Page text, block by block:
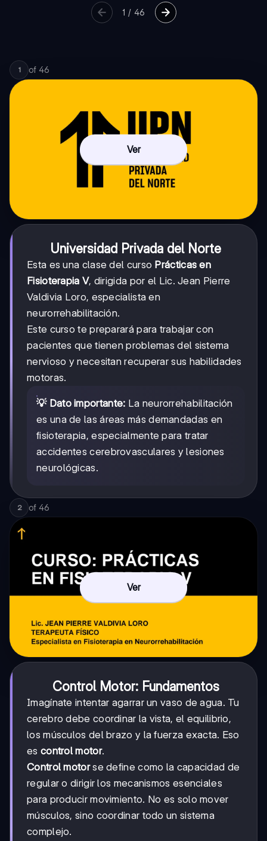
1 / 46
1 of 46
Ver
Universidad Privada del Norte
Esta es una clase del curso Prácticas en
Fisioterapia V, dirigida por el Lic. Jean Pierre
Valdivia Loro, especialista en
neurorrehabilitación.
Este curso te preparará para trabajar con
pacientes que tienen problemas del sistema
nervioso y necesitan recuperar sus habilidades
motoras.
💡 Dato importante: La neurorrehabilitación
es una de las áreas más demandadas en
fisioterapia, especialmente para tratar
accidentes cerebrovasculares y lesiones
neurológicas.
2 of 46
Ver
Control Motor: Fundamentos
Imagínate intentar agarrar un vaso de agua. Tu
cerebro debe coordinar la vista, el equilibrio,
los músculos del brazo y la fuerza exacta. Eso
es control motor.
Control motorse define como la capacidad de
regular o dirigir los mecanismos esenciales
para producir movimiento. No es solo mover
músculos, sino coordinar todo un sistema
complejo.